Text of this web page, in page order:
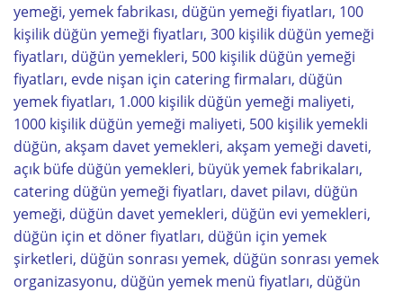
yemeği, yemek fabrikası, düğün yemeği fiyatları, 100
kişilik düğün yemeği fiyatları, 300 kişilik düğün yemeği
fiyatları, düğün yemekleri, 500 kişilik düğün yemeği
fiyatları, evde nişan için catering firmaları, düğün
yemek fiyatları, 1.000 kişilik düğün yemeği maliyeti,
1000 kişilik düğün yemeği maliyeti, 500 kişilik yemekli
düğün, akşam davet yemekleri, akşam yemeği daveti,
açık büfe düğün yemekleri, büyük yemek fabrikaları,
catering düğün yemeği fiyatları, davet pilavı, düğün
yemeği, düğün davet yemekleri, düğün evi yemekleri,
düğün için et döner fiyatları, düğün için yemek
şirketleri, düğün sonrası yemek, düğün sonrası yemek
organizasyonu, düğün yemek menü fiyatları, düğün